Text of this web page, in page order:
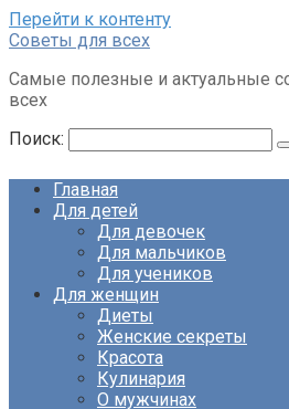
Перейти к контенту
Советы для всех
Самые полезные и актуальные
всех
Поиск:
Главная
Для детей
Для девочек
Для мальчиков
Для учеников
Для женщин
Диеты
Женские секреты
Красота
Кулинария
О мужчинах